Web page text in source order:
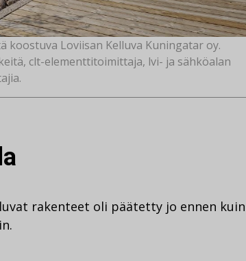
Loviisan Kelluva Kuningatar oy.
clt-elementtitoimittaja, lvi- ja sähköalan
rakenteet oli päätetty jo ennen kuin